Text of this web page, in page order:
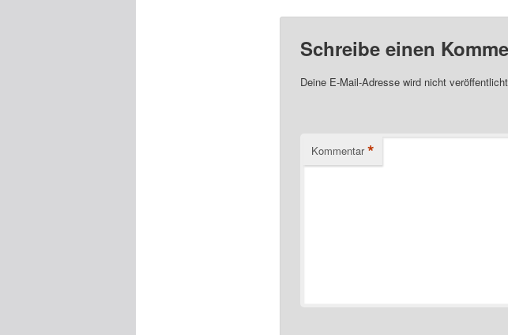
Schreibe einen
Deine E-Mail-Adresse wird nicht
Kommentar *